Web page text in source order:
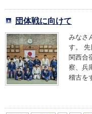
団体戦に向けて
みなさ
す。 先
関西合
察、兵
稽古を